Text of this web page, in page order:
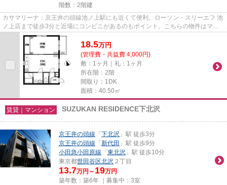
階数：2階建
カサマリーナ：京王井の頭線池ノ上駅にも近くて便利。ローソン・スリーエフ 池
ノ上店まで徒歩3分と近場にコンビニがあるのもポイント。こちらの物件はマン
ションです。徒歩3分で駅にア...
18.5万円
(管理費・共益費 4,000円)
敷：1ヶ月｜礼：1ヶ月
所在階：2階
間取り：1DK
面積：40.50㎡
賃貸｜マンション SUZUKAN RESIDENCE下北沢
京王井の頭線 「下北沢 」駅 徒歩3分
京王井の頭線 「新代田 」駅 徒歩9分
小田急小田原線 「東北沢 」駅 徒歩10分
東京都世田谷区北沢 ２丁目
13.7万円～ 19万円
築年数：築6年 ｜募集中： 3室